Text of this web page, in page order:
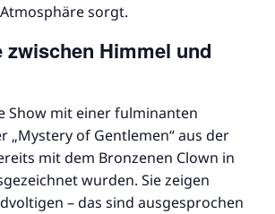
sorgt.
zwischen Himmel und
Show mit einer fulminanten
„Mystery of Gentlemen“ aus der
mit dem Bronzenen Clown in
wurden. Sie zeigen
– das sind ausgesprochen